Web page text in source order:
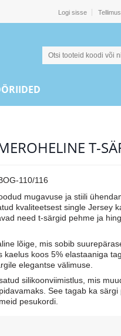
Logi sisse
T-
110/116
mugavuse ja stiili
kvaliteetsest single Jersey
need t-särgid pehme ja
lõige, mis sobib
kaelus koos 5% elastaaniga
elegantse välimuse.
silikoonviimistlus, mis
See tagab ka särgi
pesukordi.